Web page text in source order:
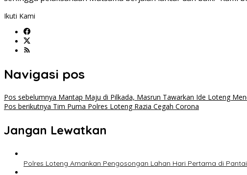
Ikuti Kami
Navigasi pos
Pos sebelumnya Mantap Maju di Pilkada, Masrun Tawarkan Ide Loteng
Pos berikutnya Tim Puma Polres Loteng Razia Cegah Corona
Jangan Lewatkan
‎Polres Loteng Amankan Pengosongan Lahan Hari Pertama di